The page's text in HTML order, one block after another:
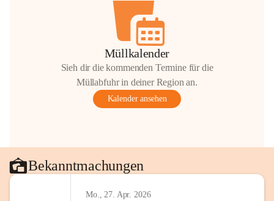
Müllkalender
Sieh dir die kommenden Termine für die
Müllabfuhr in deiner Region an.
Kalender ansehen
Bekanntmachungen
Mo., 27. Apr. 2026